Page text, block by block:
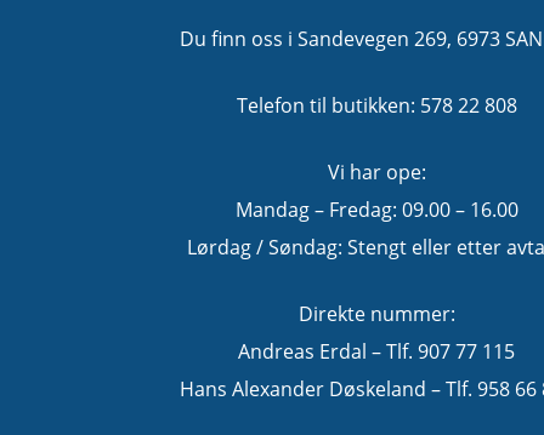
Du finn oss i Sandevegen 269, 6973
Telefon til butikken: 578 22 808
Vi har ope:
Mandag – Fredag: 09.00 – 16.00
Lørdag / Søndag: Stengt eller etter
Direkte nummer:
Andreas Erdal – Tlf. 907 77 115
Hans Alexander Døskeland – Tlf. 958 66